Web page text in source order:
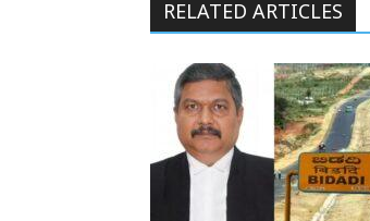
RELATED ARTICLES